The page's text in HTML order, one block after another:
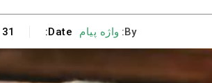
By: واژه پیام Date: 31 اردیبهشت 1402